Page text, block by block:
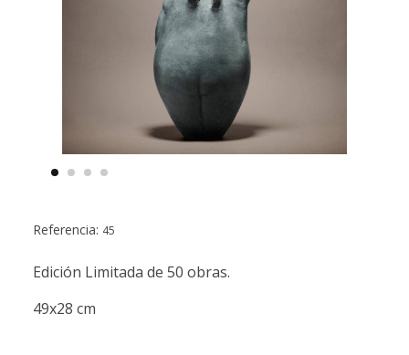
Referencia: 45
Edición Limitada de 50 obras.
49x28 cm